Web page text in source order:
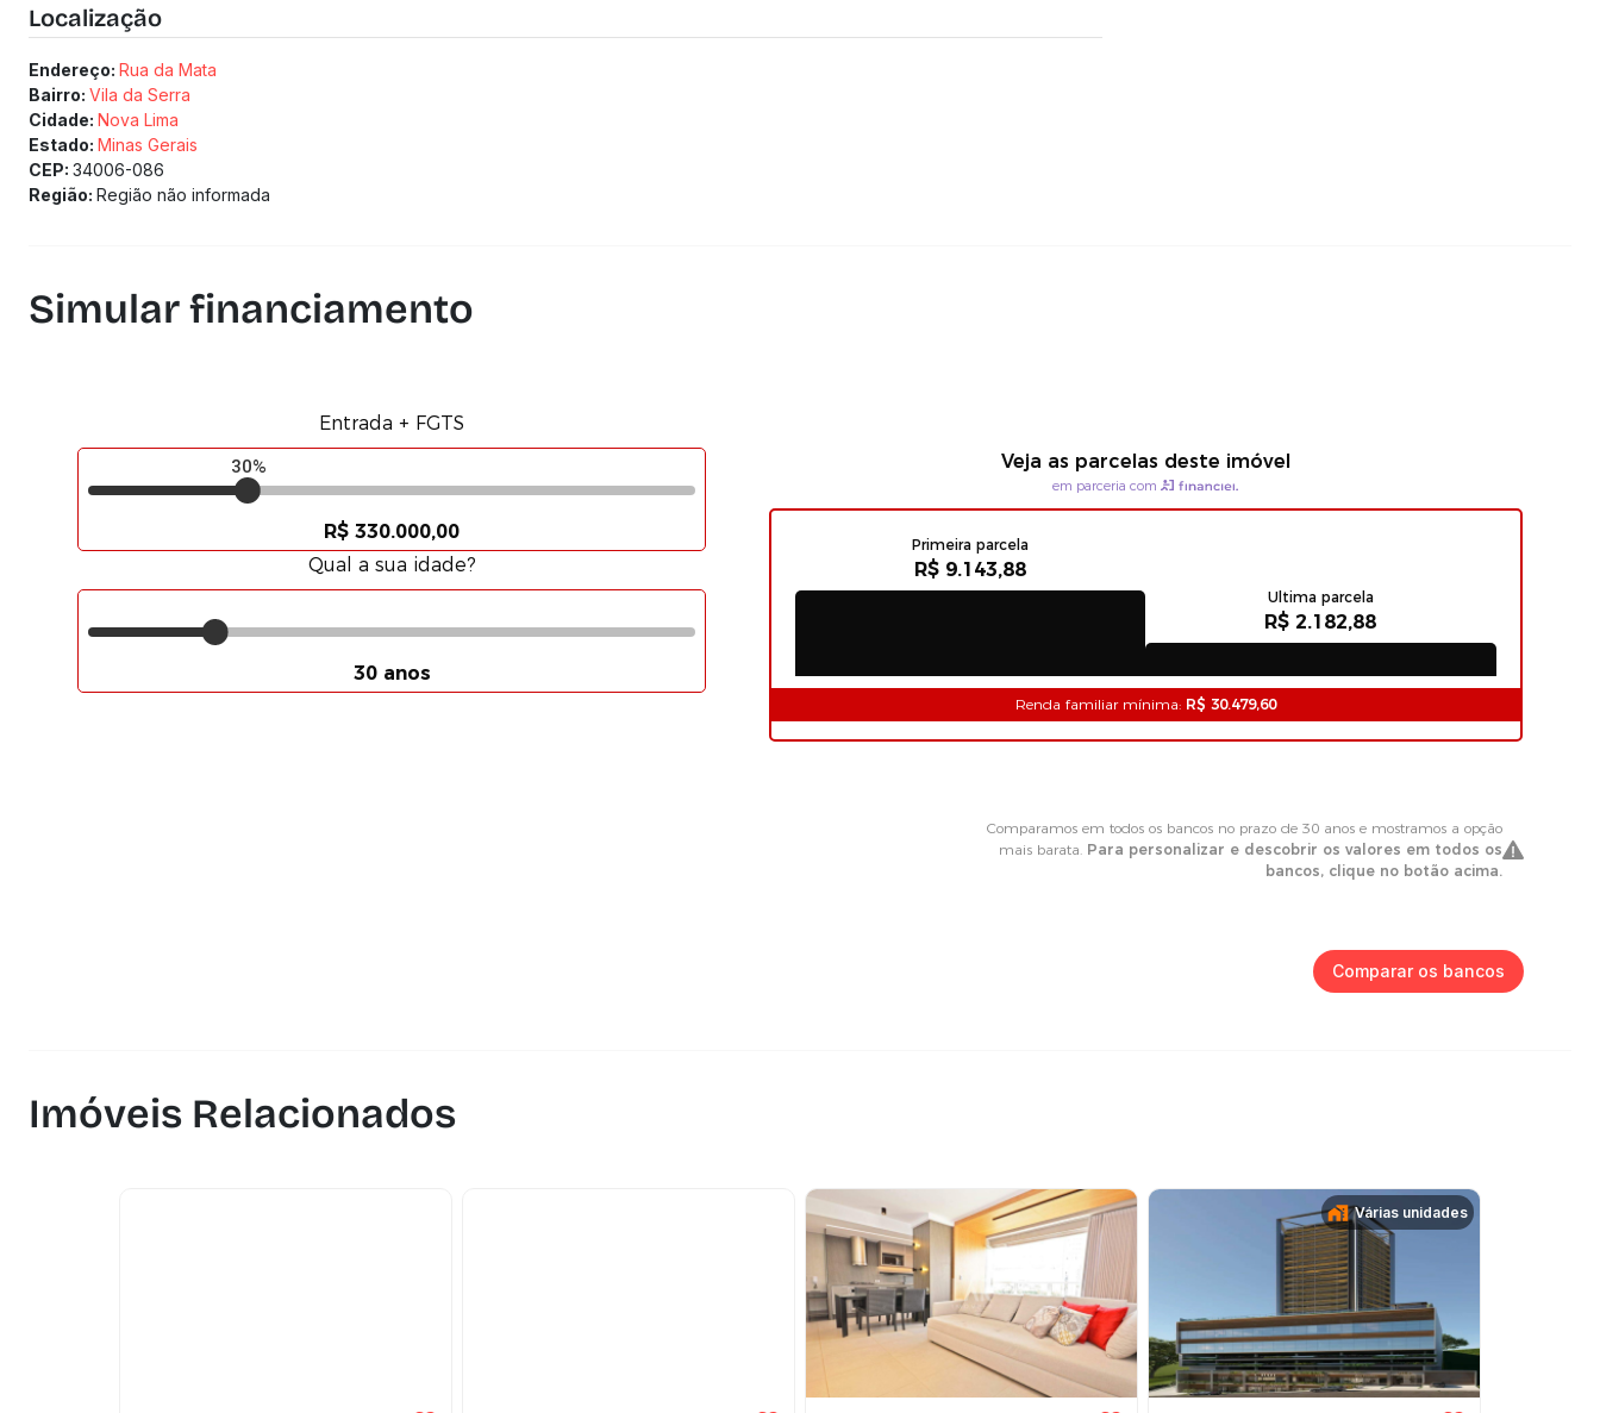
Localização
Endereço: Rua da Mata
Bairro: Vila da Serra
Cidade: Nova Lima
Estado: Minas Gerais
CEP: 34006-086
Região: Região não informada
Simular financiamento
Comparar os bancos
Imóveis Relacionados
Várias unidades